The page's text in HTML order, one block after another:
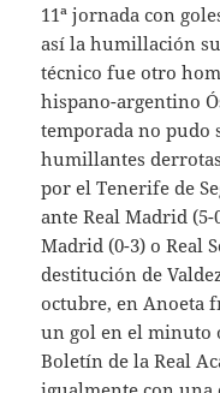
11ª jornada con
así la humillación
técnico fue otro
hispano-argentino
temporada no pudo
humillantes
por el Tenerife de
ante Real Madrid
Madrid (0-3) o Real
destitución de
octubre, en Anoeta
un gol en el minuto
Boletín de la Real